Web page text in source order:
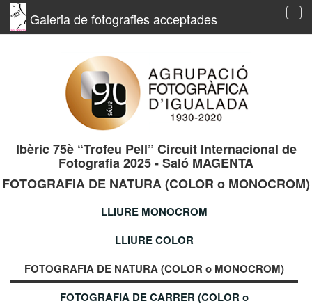
Galeria de fotografies acceptades
Ibèric 75è “Trofeu Pell” Circuit Internacional de
Fotografia 2025 - Saló MAGENTA
FOTOGRAFIA DE NATURA (COLOR o MONOCROM)
LLIURE MONOCROM
LLIURE COLOR
FOTOGRAFIA DE NATURA (COLOR o MONOCROM)
FOTOGRAFIA DE CARRER (COLOR o